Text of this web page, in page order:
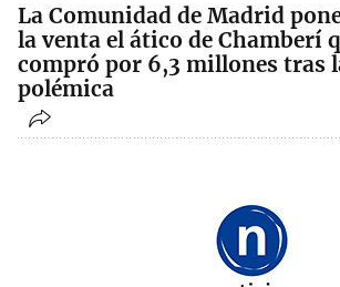
La Comunidad de Madrid
la venta el ático de Chamberí
compró por 6,3 millones tras
polémica